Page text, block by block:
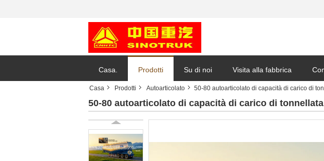
Casa. Prodotti Su di noi Visita alla fabbrica
Casa Prodotti Autoarticolato 50-80 autoarticolato di capacità di carico di
50-80 autoarticolato di capacità di carico di